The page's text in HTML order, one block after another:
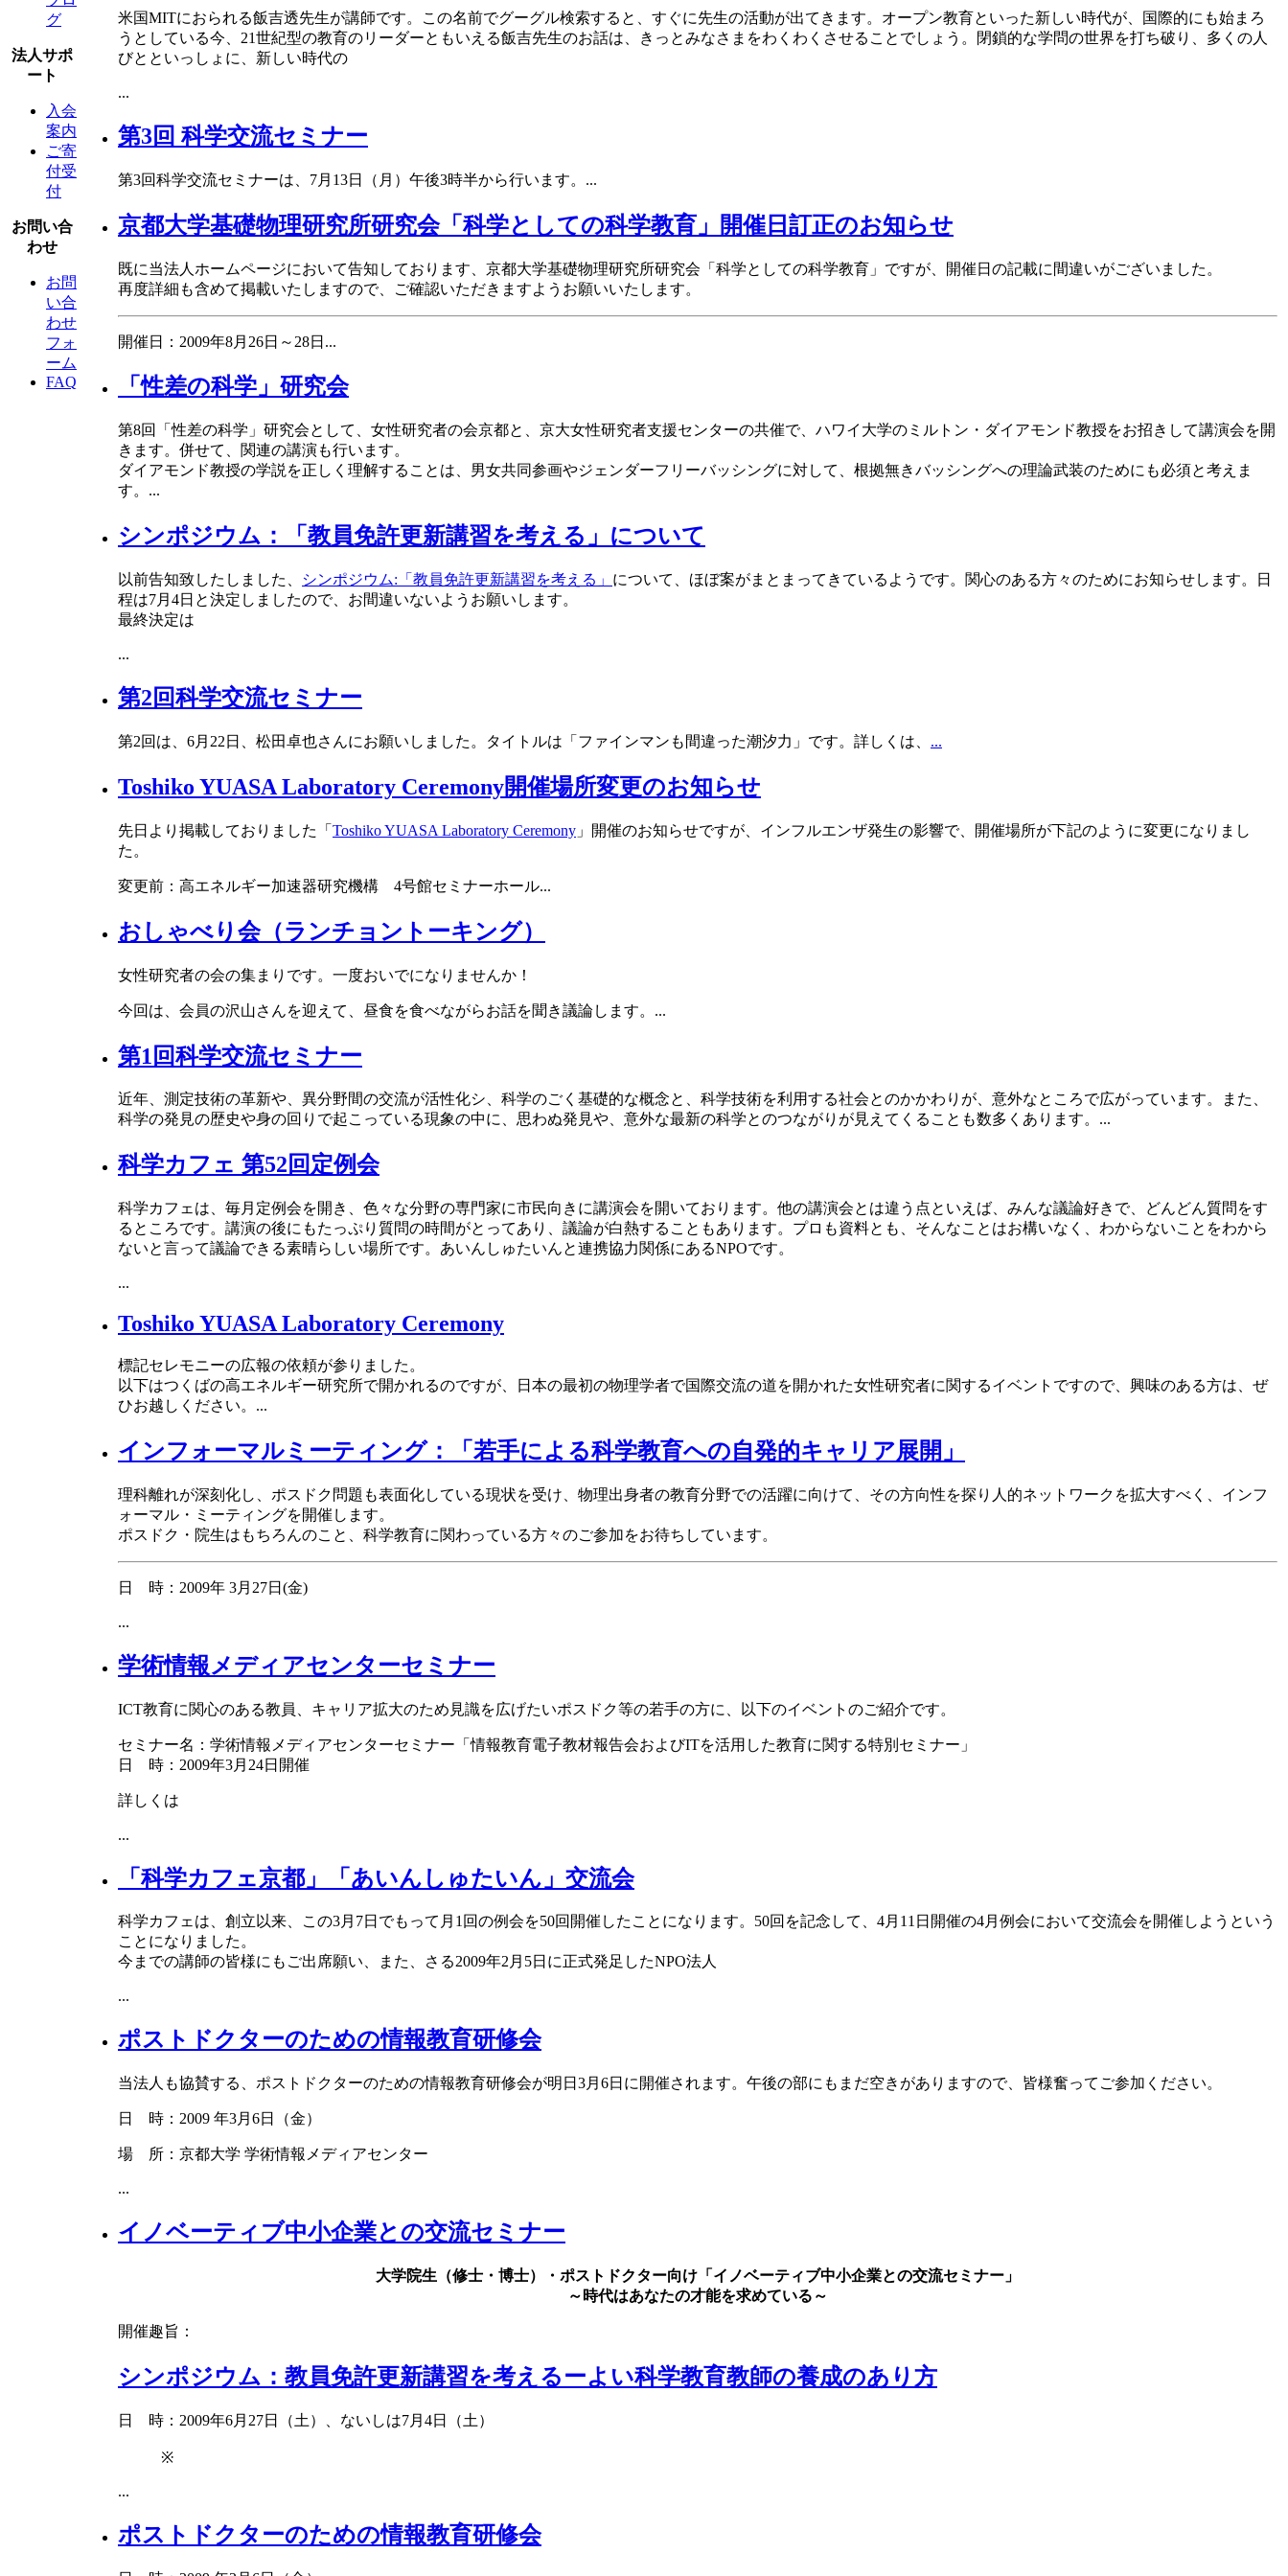
グ
法人サポ
ート
入会
案内
ご寄
付受
付
お問い合
わせ
お問
い合
わせ
フォ
ーム
FAQ
米国MITにおられる飯吉透先生が講師です。この名前でグーグル検索すると、すぐに先生の活動が出てきます。オープン教育といった新しい時代が、国際的にも始まろ
うとしている今、21世紀型の教育のリーダーともいえる飯吉先生のお話は、きっとみなさまをわくわくさせることでしょう。閉鎖的な学問の世界を打ち破り、多くの人
びとといっしょに、新しい時代の
...
第3回 科学交流セミナー
第3回科学交流セミナーは、7月13日（月）午後3時半から行います。 ...
京都大学基礎物理研究所研究会「科学としての科学教育」開催日訂正のお知らせ
既に当法人ホームページにおいて告知しております、京都大学基礎物理研究所研究会「科学としての科学教育」ですが、開催日の記載に間違いがございました。
再度詳細も含めて掲載いたしますので、ご確認いただきますようお願いいたします。
開催日：2009年8月26日～28日 ...
「性差の科学」研究会
第8回「性差の科学」研究会として、女性研究者の会京都と、京大女性研究者支援センターの共催で、ハワイ大学のミルトン・ダイアモンド教授をお招きして講演会を開
きます。併せて、関連の講演も行います。
ダイアモンド教授の学説を正しく理解することは、男女共同参画やジェンダーフリーバッシングに対して、根拠無きバッシングへの理論武装のためにも必須と考えま
す。 ...
シンポジウム：「教員免許更新講習を考える」について
以前告知致したしました、 シンポジウム:「教員免許更新講習を考える」 について、ほぼ案がまとまってきているようです。関心のある方々のためにお知らせします。日
程は7月4日と決定しましたので、お間違いないようお願いします。
最終決定は
...
第2回科学交流セミナー
第2回は、6月22日、松田卓也さんにお願いしました。タイトルは「ファインマンも間違った潮汐力」です。詳しくは、 ...
Toshiko YUASA Laboratory Ceremony開催場所変更のお知らせ
先日より掲載しておりました「 Toshiko YUASA Laboratory Ceremony 」開催のお知らせですが、インフルエンザ発生の影響で、開催場所が下記のように変更になりまし
た。
変更前：高エネルギー加速器研究機構 4号館セミナーホール...
おしゃべり会（ランチョントーキング）
女性研究者の会の集まりです。一度おいでになりませんか！
今回は、会員の沢山さんを迎えて、昼食を食べながらお話を聞き議論します。 ...
第1回科学交流セミナー
近年、測定技術の革新や、異分野間の交流が活性化シ、科学のごく基礎的な概念と、科学技術を利用する社会とのかかわりが、意外なところで広がっています。また、
科学の発見の歴史や身の回りで起こっている現象の中に、思わぬ発見や、意外な最新の科学とのつながりが見えてくることも数多くあります。 ...
科学カフェ 第52回定例会
科学カフェは、毎月定例会を開き、色々な分野の専門家に市民向きに講演会を開いております。他の講演会とは違う点といえば、みんな議論好きで、どんどん質問をす
るところです。講演の後にもたっぷり質問の時間がとってあり、議論が白熱することもあります。プロも資料とも、そんなことはお構いなく、わからないことをわから
ないと言って議論できる素晴らしい場所です。あいんしゅたいんと連携協力関係にあるNPOです。
...
Toshiko YUASA Laboratory Ceremony
標記セレモニーの広報の依頼が参りました。
以下はつくばの高エネルギー研究所で開かれるのですが、日本の最初の物理学者で国際交流の道を開かれた女性研究者に関するイベントですので、興味のある方は、ぜ
ひお越しください。 ...
インフォーマルミーティング：「若手による科学教育への自発的キャリア展開」
理科離れが深刻化し、ポスドク問題も表面化している現状を受け、物理出身者の教育分野での活躍に向けて、その方向性を探り人的ネットワークを拡大すべく、インフ
ォーマル・ミーティングを開催します。
ポスドク・院生はもちろんのこと、科学教育に関わっている方々のご参加をお待ちしています。
日 時：2009年 3月27日(金)
...
学術情報メディアセンターセミナー
ICT教育に関心のある教員、キャリア拡大のため見識を広げたいポスドク等の若手の方に、以下のイベントのご紹介です。
セミナー名：学術情報メディアセンターセミナー「情報教育電子教材報告会およびITを活用した教育に関する特別セミナー」
日 時：2009年3月24日開催
詳しくは
...
「科学カフェ京都」「あいんしゅたいん」交流会
科学カフェは、創立以来、この3月7日でもって月1回の例会を50回開催したことになります。50回を記念して、4月11日開催の4月例会において交流会を開催しようという
ことになりました。
今までの講師の皆様にもご出席願い、また、さる2009年2月5日に正式発足したNPO法人
...
ポストドクターのための情報教育研修会
当法人も協賛する、ポストドクターのための情報教育研修会が明日3月6日に開催されます。午後の部にもまだ空きがありますので、皆様奮ってご参加ください。
日 時：2009 年3月6日（金）
場 所：京都大学 学術情報メディアセンター
...
イノベーティブ中小企業との交流セミナー
大学院生（修士・博士）・ポストドクター向け「イノベーティブ中小企業との交流セミナー」
～時代はあなたの才能を求めている～
開催趣旨：
シンポジウム：教員免許更新講習を考えるーよい科学教育教師の養成のあり方
日 時：2009年6月27日（土）、ないしは7月4日（土）
※
...
ポストドクターのための情報教育研修会